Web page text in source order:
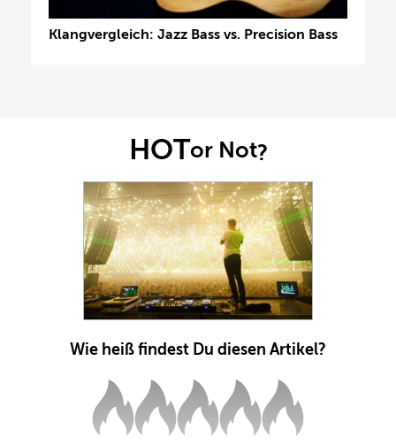
Klangvergleich: Jazz Bass vs. Precision Bass
HOTor Not?
Wie heiß findest Du diesen Artikel?